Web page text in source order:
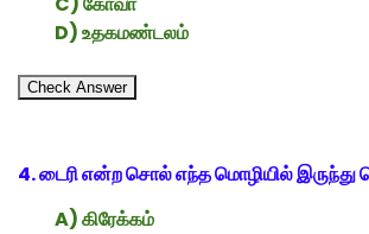
D) உதகமண்டலம்
Check Answer
4. டைரி என்ற சொல் எந்த மொழியில் இருந்து
A) கிரேக்கம்